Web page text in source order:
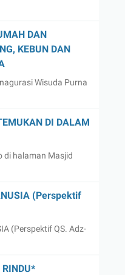
DAN
KEBUN DAN
Wisuda Purna
DI DALAM
di halaman Masjid
(Perspektif
(Perspektif QS. Adz-